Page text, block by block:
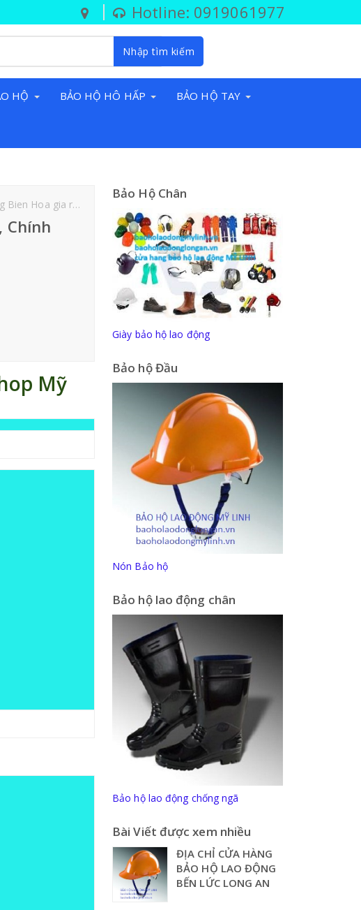
Hotline: 0919061977
Nhập tìm kiếm
HỘ BẢO HỘ HÔ HẤP BẢO HỘ TAY
gia re chinh hang Đồ Bảo Hộ Lao Động Biên Hòa Giá Rẻ
Chính
Mỹ
Bảo Hộ Chân
Giày bảo hộ lao động
Bảo hộ Đầu
Nón Bảo hộ
Bảo hộ lao động chân
Bảo hộ lao động chống ngã
Bài Viết được xem nhiều
ĐỊA CHỈ CỬA HÀNG
BẢO HỘ LAO ĐỘNG
BẾN LỨC LONG AN